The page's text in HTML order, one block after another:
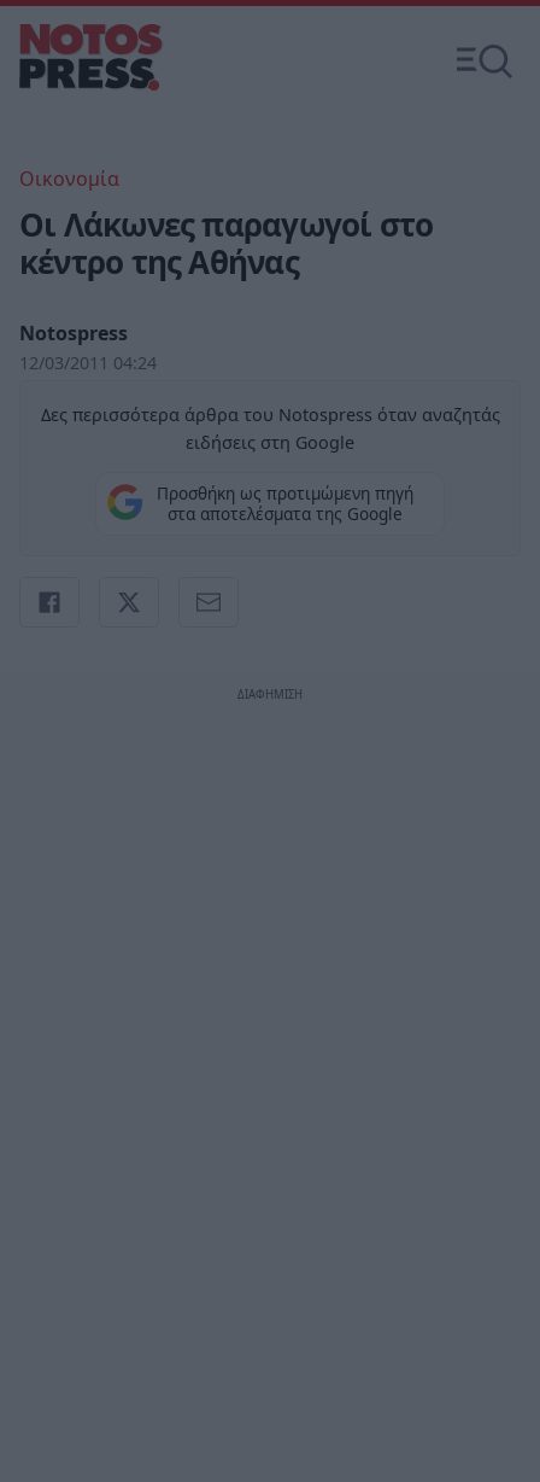
Οικονομία
Οι Λάκωνες παραγωγοί στο
κέντρο της Αθήνας
Notospress
12/03/2011 04:24
Δες περισσότερα άρθρα του Notospress όταν αναζητάς
ειδήσεις στη Google
Προσθήκη ως προτιμώμενη πηγή
στα αποτελέσματα της Google